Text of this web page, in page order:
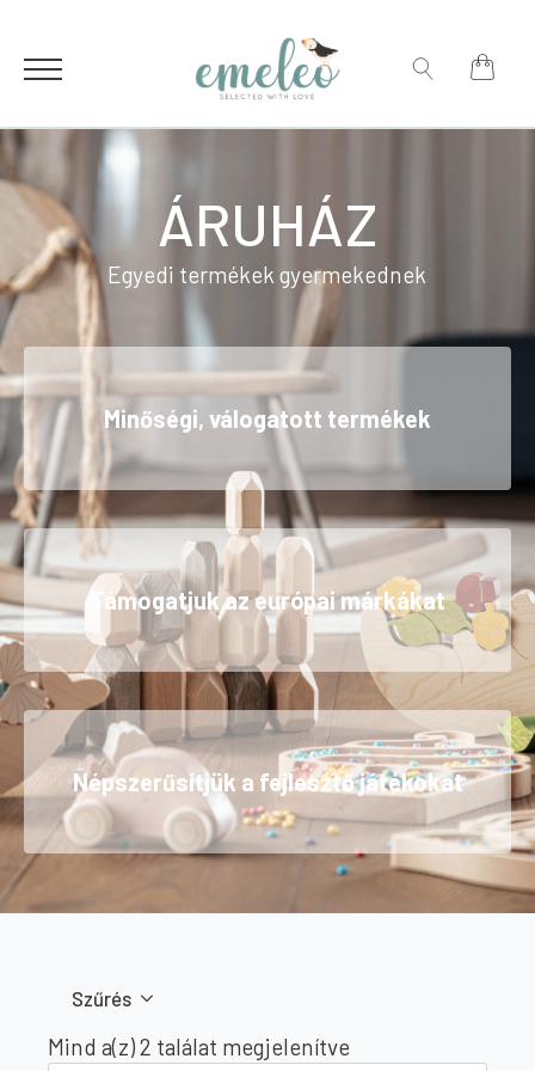
ÁRUHÁZ
Egyedi termékek gyermekednek
Minőségi, válogatott termékek
Támogatjuk az európai márkákat
Népszerűsítjük a fejlesztő játékokat
Szűrés
Mind a(z) 2 találat megjelenítve